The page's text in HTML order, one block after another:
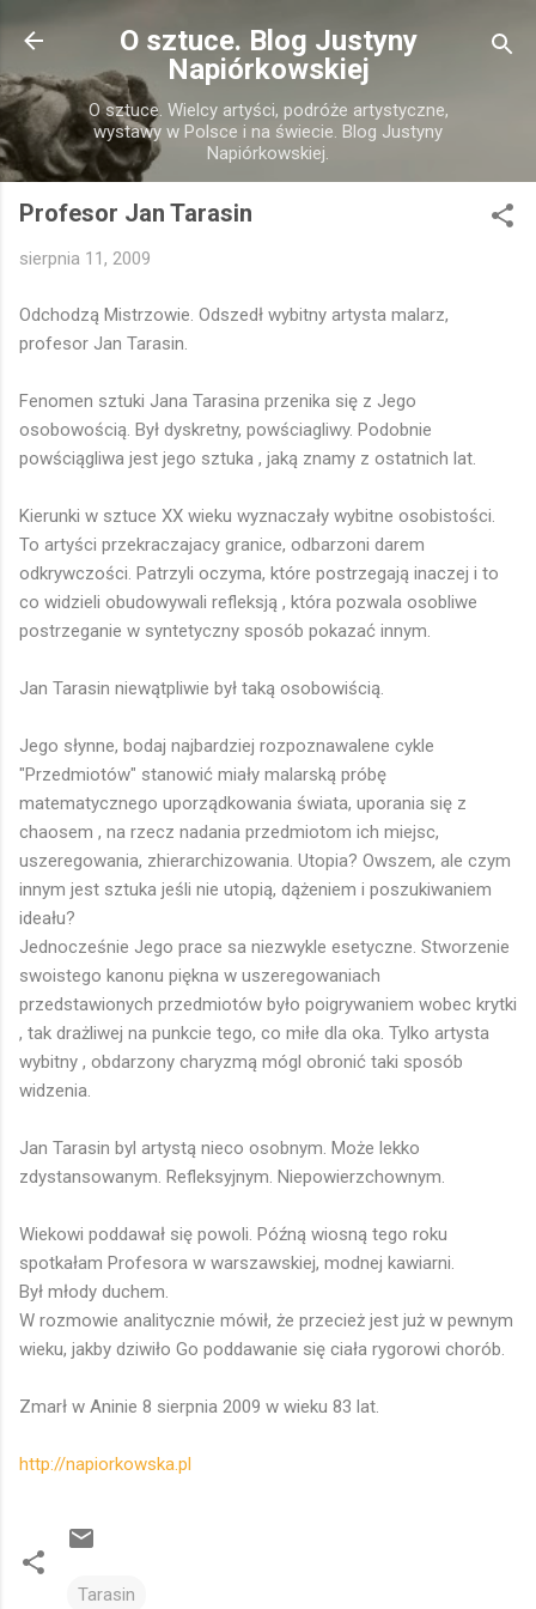
Przejdź do głównej zawartości
O sztuce. Blog Justyny
Napiórkowskiej
O sztuce. Wielcy artyści, podróże artystyczne,
wystawy w Polsce i na świecie. Blog Justyny
Napiórkowskiej.
Profesor Jan Tarasin
sierpnia 11, 2009
Odchodzą Mistrzowie. Odszedł wybitny artysta malarz,
profesor Jan Tarasin.
Fenomen sztuki Jana Tarasina przenika się z Jego
osobowością. Był dyskretny, powściagliwy. Podobnie
powściągliwa jest jego sztuka , jaką znamy z ostatnich lat.
Kierunki w sztuce XX wieku wyznaczały wybitne osobistości.
To artyści przekraczajacy granice, odbarzoni darem
odkrywczości. Patrzyli oczyma, które postrzegają inaczej i to
co widzieli obudowywali refleksją , która pozwala osobliwe
postrzeganie w syntetyczny sposób pokazać innym.
Jan Tarasin niewątpliwie był taką osobowiścią.
Jego słynne, bodaj najbardziej rozpoznawalene cykle
"Przedmiotów" stanowić miały malarską próbę
matematycznego uporządkowania świata, uporania się z
chaosem , na rzecz nadania przedmiotom ich miejsc,
uszeregowania, zhierarchizowania. Utopia? Owszem, ale czym
innym jest sztuka jeśli nie utopią, dążeniem i poszukiwaniem
ideału?
Jednocześnie Jego prace sa niezwykle esetyczne. Stworzenie
swoistego kanonu piękna w uszeregowaniach
przedstawionych przedmiotów było poigrywaniem wobec krytki
, tak drażliwej na punkcie tego, co miłe dla oka. Tylko artysta
wybitny , obdarzony charyzmą mógl obronić taki sposób
widzenia.
Jan Tarasin byl artystą nieco osobnym. Może lekko
zdystansowanym. Refleksyjnym. Niepowierzchownym.
Wiekowi poddawał się powoli. Późną wiosną tego roku
spotkałam Profesora w warszawskiej, modnej kawiarni.
Był młody duchem.
W rozmowie analitycznie mówił, że przecież jest już w pewnym
wieku, jakby dziwiło Go poddawanie się ciała rygorowi chorób.
Zmarł w Aninie 8 sierpnia 2009 w wieku 83 lat.
http://napiorkowska.pl
Tarasin